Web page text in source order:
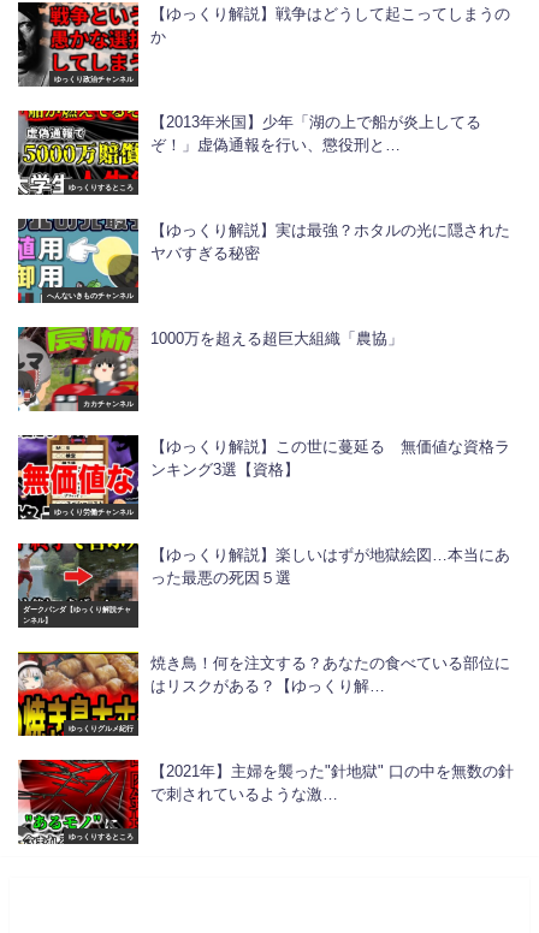
ゆっくり政治チャンネル
【ゆっくり解説】戦争はどうして起こってしまうの
か
ゆっくりするところ
【2013年米国】少年「湖の上で船が炎上してる
ぞ！」虚偽通報を行い、懲役刑と…
へんないきものチャンネル
【ゆっくり解説】実は最強？ホタルの光に隠された
ヤバすぎる秘密
カカチャンネル
1000万を超える超巨大組織「農協」
ゆっくり労働チャンネル
【ゆっくり解説】この世に蔓延る 無価値な資格ラ
ンキング3選【資格】
ダークパンダ【ゆっくり解説チャ
ンネル】
【ゆっくり解説】楽しいはずが地獄絵図…本当にあ
った最悪の死因５選
ゆっくりグルメ紀行
焼き鳥！何を注文する？あなたの食べている部位に
はリスクがある？【ゆっくり解…
ゆっくりするところ
【2021年】主婦を襲った"針地獄" 口の中を無数の針
で刺されているような激…